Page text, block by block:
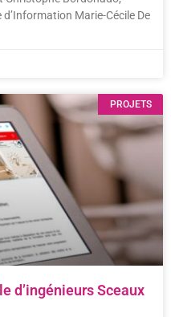
Marie-Cécile De
PROJETS
d’ingénieurs Sceaux